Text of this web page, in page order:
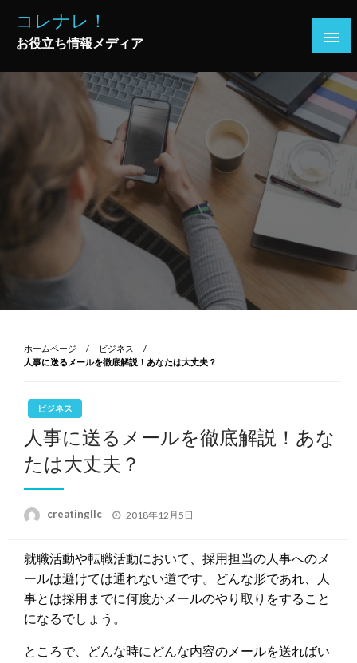
ン
キ
コレナレ！
お役立ち情報メディア
ホームページ
ビジネス
人事に送るメールを徹底解説！あなたは大丈夫？
ビジネス
人事に送るメールを徹底解説！あな
たは大丈夫？
creatingllc
投
2018年12月5日
就職活動や転職活動において、採用担当の人事へのメ
ールは避けては通れない道です。どんな形であれ、人
事とは採用までに何度かメールのやり取りをすること
になるでしょう。
ところで、どんな時にどんな内容のメールを送ればい